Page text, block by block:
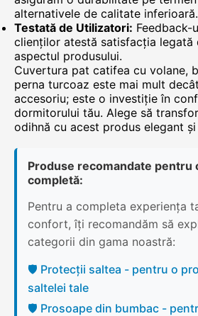
alternativele de calitate inferioară.
Testată de Utilizatori: Feedback-
clienților atestă satisfacția legată
aspectul produsului.
Cuvertura pat catifea cu volane,
perna turcoaz este mai mult
accesoriu; este o investiție în
dormitorului tău. Alege să
odihnă cu acest produs elegant
Produse recomandate pentru
completă:
Pentru a completa experiența
confort, îți recomandăm să
categorii din gama noastră:
🛡️ Protecții saltea - pentru o
saltelei tale
🛡️ Prosoape din bumbac -